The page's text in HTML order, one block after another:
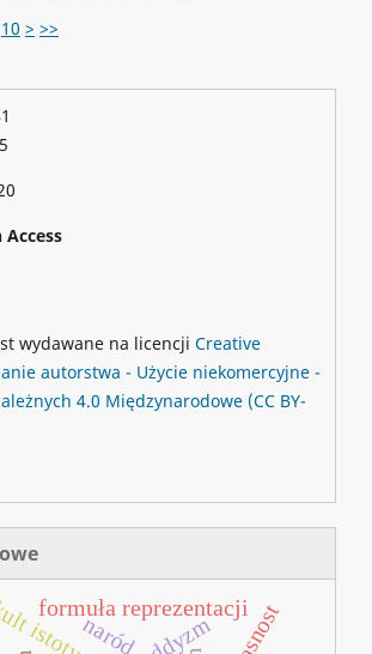
10 > >>
wydawane na licencji Creative
autorstwa - Użycie niekomercyjne -
4.0 Międzynarodowe (CC BY-
formuła reprezentacji
naród